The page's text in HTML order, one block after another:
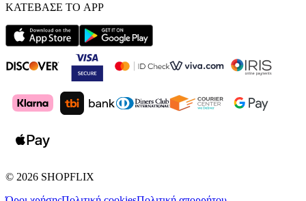
ΚΑΤΕΒΑΣΕ ΤΟ APP
© 2026 SHOPFLIX